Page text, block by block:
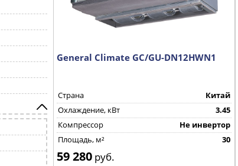
General Climate GC/GU-DN12HWN1
Страна
Китай
Охлаждение, кВт
3.45
Компрессор
Не инвертор
Площадь, м²
30
59 280руб.